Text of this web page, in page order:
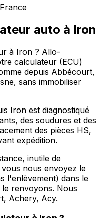
auto à Iron
à Iron ? Allo-
calculateur (ECU)
depuis Abbécourt,
sans immobiliser
Iron est diagnostiqué
des soudures et des
des pièces HS,
expédition.
inutile de
nous envoyez le
l'enlèvement) dans le
renvoyons. Nous
Achery, Acy.